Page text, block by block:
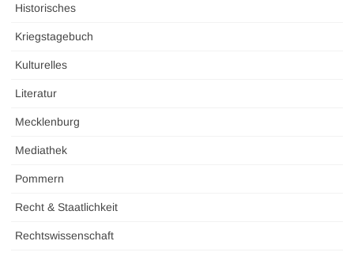
Historisches
Kriegstagebuch
Kulturelles
Literatur
Mecklenburg
Mediathek
Pommern
Recht & Staatlichkeit
Rechtswissenschaft